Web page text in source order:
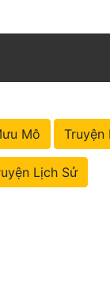
Mô Truyện
Lịch Sử